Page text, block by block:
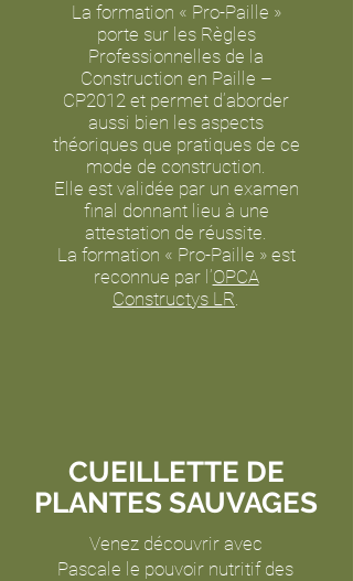
La formation « Pro-Paille »
porte sur les Règles
Professionnelles de la
Construction en Paille –
CP2012 et permet d’aborder
aussi bien les aspects
théoriques que pratiques de ce
mode de construction.
Elle est validée par un examen
final donnant lieu à une
attestation de réussite.
La formation « Pro-Paille » est
reconnue par l’OPCA
Constructys LR.
CUEILLETTE DE
PLANTES SAUVAGES
Venez découvrir avec
Pascale le pouvoir nutritif des